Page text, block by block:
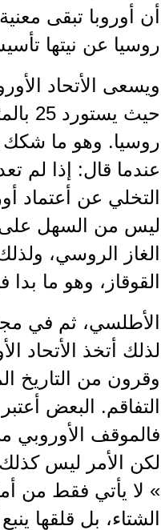
أن أوروبا تبقى
روسيا عن نيتها
ويسعى الأتحاد
روسيا. وهو ما شكك
عندما قال: إذا لم
التخلي عن أعتماد
ليس من السهل على
الغاز الروسي،
القوقاز، وهو ما
الأطلسي، ثم في
لذلك أتخذ الأتحاد
وقرون من التاريخ
التفاقم. البعض
فالموقف الأوروبي
لكن الأمر ليس
» لا يأتي فقط من
الشتاء، بل قلقها